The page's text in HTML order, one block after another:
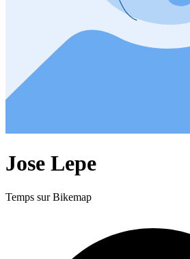
Jose Lepe
Temps sur Bikemap